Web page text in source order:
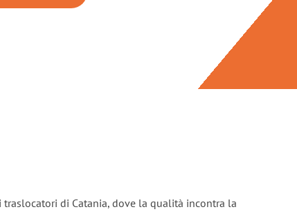
di Catania, dove la qualità incontra la